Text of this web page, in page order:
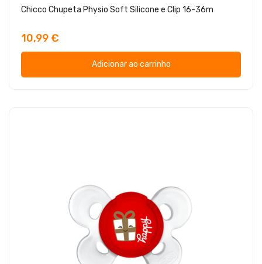
Chicco Chupeta Physio Soft Silicone e Clip 16-36m
10,99 €
Adicionar ao carrinho